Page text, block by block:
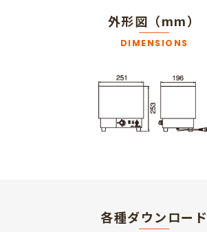
外形図（mm）
DIMENSIONS
各種ダウンロード